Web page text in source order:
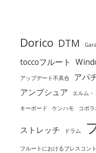
Dorico DTM
toccoフルート
アップデート不具合 アパ
アンブシュア
エルム・
キーボード ケンハモ コボ
ストレッチ ドラム
フルートにおけるブレスコン